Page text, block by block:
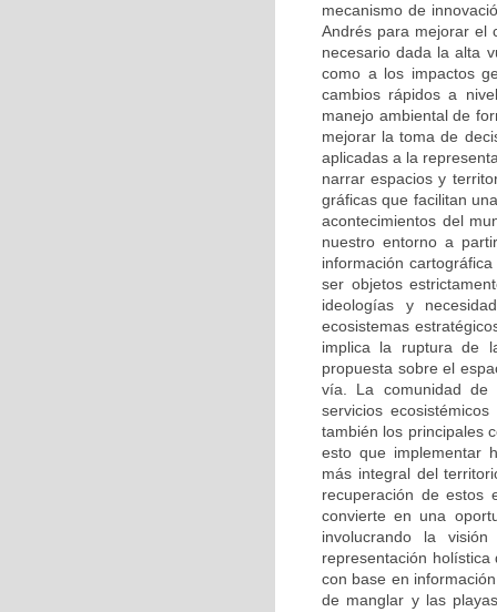
mecanismo de
Andrés para mejorar el
necesario dada la alta
como a los impactos
cambios rápidos a
manejo ambiental de
mejorar la toma de
aplicadas a la
narrar espacios y
gráficas que facilitan
acontecimientos del
nuestro entorno a
información
ser objetos
ideologías y
ecosistemas
implica la ruptura de
propuesta sobre el
vía. La comunidad de
servicios
también los principales
esto que implementar
más integral del
recuperación de estos
convierte en una
involucrando la
representación
con base en
de manglar y las